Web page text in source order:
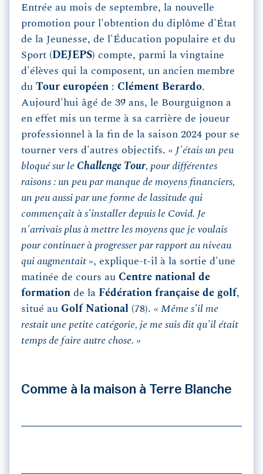
Entrée au mois de septembre, la nouvelle
promotion pour l'obtention du diplôme d'État
de la Jeunesse, de l'Éducation populaire et du
Sport (DEJEPS) compte, parmi la vingtaine
d'élèves qui la composent, un ancien membre
du Tour européen : Clément Berardo.
Aujourd'hui âgé de 39 ans, le Bourguignon a
en effet mis un terme à sa carrière de joueur
professionnel à la fin de la saison 2024 pour se
tourner vers d'autres objectifs. « J'étais un peu
bloqué sur le Challenge Tour, pour différentes
raisons : un peu par manque de moyens financiers,
un peu aussi par une forme de lassitude qui
commençait à s'installer depuis le Covid. Je
n'arrivais plus à mettre les moyens que je voulais
pour continuer à progresser par rapport au niveau
qui augmentait », explique-t-il à la sortie d'une
matinée de cours au Centre national de
formation de la Fédération française de golf,
situé au Golf National (78). « Même s'il me
restait une petite catégorie, je me suis dit qu'il était
temps de faire autre chose. »
Comme à la maison à Terre Blanche